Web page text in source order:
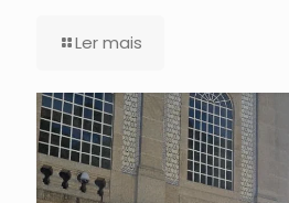
Ler mais